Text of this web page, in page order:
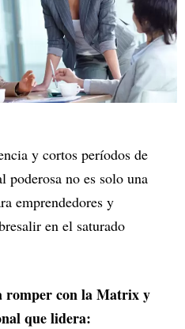
y cortos períodos de
poderosa no es solo una
emprendedores y
en el saturado
romper con la Matrix y
que lidera: